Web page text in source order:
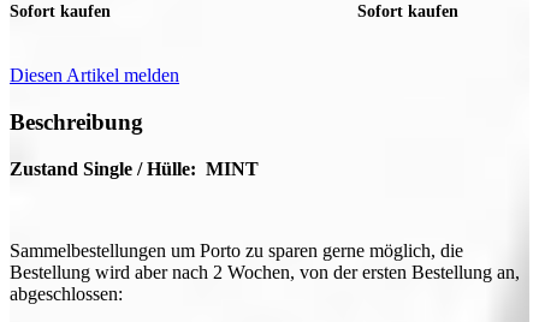
Sofort kaufen Sofort kaufen
Diesen Artikel melden
Beschreibung
Zustand Single / Hülle: MINT
Sammelbestellungen um Porto zu sparen gerne möglich, die
Bestellung wird aber nach 2 Wochen, von der ersten Bestellung an,
abgeschlossen: